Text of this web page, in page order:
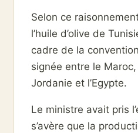
Selon ce
l’huile d’olive de
cadre de la
signée entre le
Jordanie et l’Egypte.
Le ministre avait pris
s’avère que la